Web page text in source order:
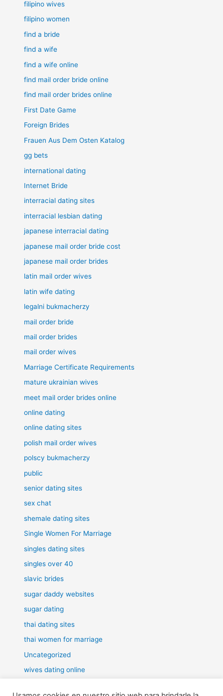
filipino wives
filipino women
find a bride
find a wife
find a wife online
find mail order bride online
find mail order brides online
First Date Game
Foreign Brides
Frauen Aus Dem Osten Katalog
gg bets
international dating
Internet Bride
interracial dating sites
interracial lesbian dating
japanese interracial dating
japanese mail order bride cost
japanese mail order brides
latin mail order wives
latin wife dating
legalni bukmacherzy
mail order bride
mail order brides
mail order wives
Marriage Certificate Requirements
mature ukrainian wives
meet mail order brides online
online dating
online dating sites
polish mail order wives
polscy bukmacherzy
public
senior dating sites
sex chat
shemale dating sites
Single Women For Marriage
singles dating sites
singles over 40
slavic brides
sugar daddy websites
sugar dating
thai dating sites
thai women for marriage
Uncategorized
wives dating online